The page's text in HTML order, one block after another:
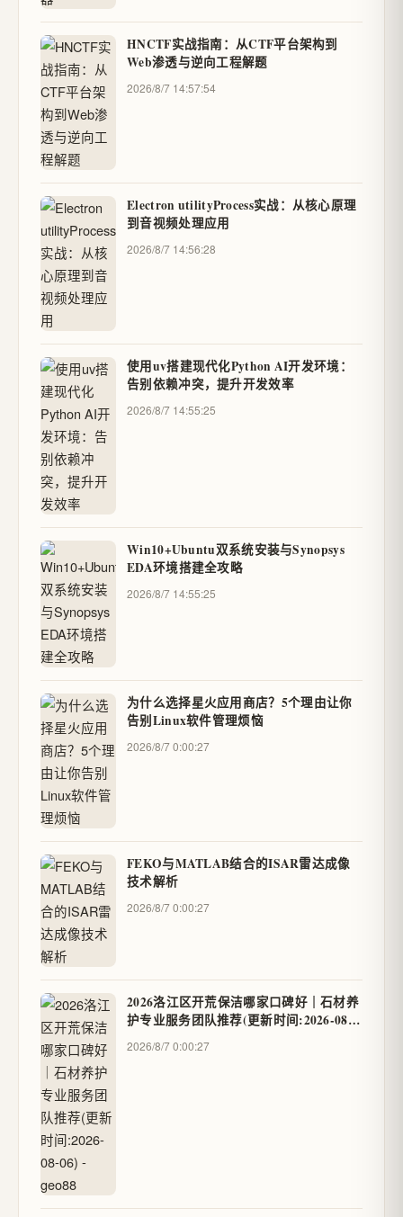
HNCTF实战指南：从CTF平台架构到
Web渗透与逆向工程解题
2026/8/7 14:57:54
Electron utilityProcess实战：从核心原理
到音视频处理应用
2026/8/7 14:56:28
使用uv搭建现代化Python AI开发环境：
告别依赖冲突，提升开发效率
2026/8/7 14:55:25
Win10+Ubuntu双系统安装与Synopsys
EDA环境搭建全攻略
2026/8/7 14:55:25
为什么选择星火应用商店？5个理由让你
告别Linux软件管理烦恼
2026/8/7 0:00:27
FEKO与MATLAB结合的ISAR雷达成像
技术解析
2026/8/7 0:00:27
2026洛江区开荒保洁哪家口碑好｜石材养
护专业服务团队推荐(更新时间:2026-08-
06) - geo88
2026/8/7 0:00:27